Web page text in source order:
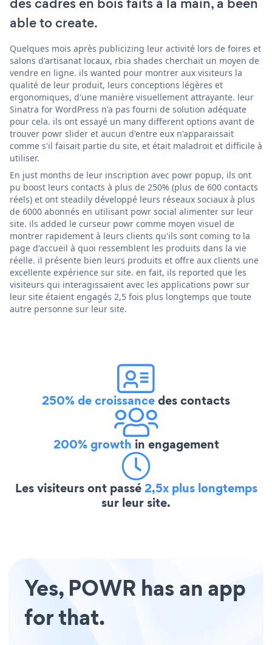
able to create.
Quelques mois après publicizing leur activité lors de foires et
salons d'artisanat locaux, rbia shades cherchait un moyen de
vendre en ligne. ils wanted pour montrer aux visiteurs la
qualité de leur produit, leurs conceptions légères et
ergonomiques, d'une manière visuellement attrayante. leur
Sinatra for WordPress n'a pas fourni de solution adéquate
pour cela. ils ont essayé un many different options avant de
trouver powr slider et aucun d'entre eux n'apparaissait
comme s'il faisait partie du site, et était maladroit et difficile à
utiliser.
En just months de leur inscription avec powr popup, ils ont
pu boost leurs contacts à plus de 250% (plus de 600 contacts
réels) et ont steadily développé leurs réseaux sociaux à plus
de 6000 abonnés en utilisant powr social alimenter sur leur
site. ils added le curseur powr comme moyen visuel de
montrer rapidement à leurs clients qu'ils sont coming to la
page d'accueil à quoi ressemblent les produits dans la vie
réelle. il présente bien leurs produits et offre aux clients une
excellente expérience sur site. en fait, ils reported que les
visiteurs qui interagissaient avec les applications powr sur
leur site étaient engagés 2,5 fois plus longtemps que toute
autre personne sur leur site.
250% de croissancedes contacts
200% growth in engagement
Les visiteurs ont passé2,5x plus longtemps
sur leur site.
Yes, POWR has an app
for that.